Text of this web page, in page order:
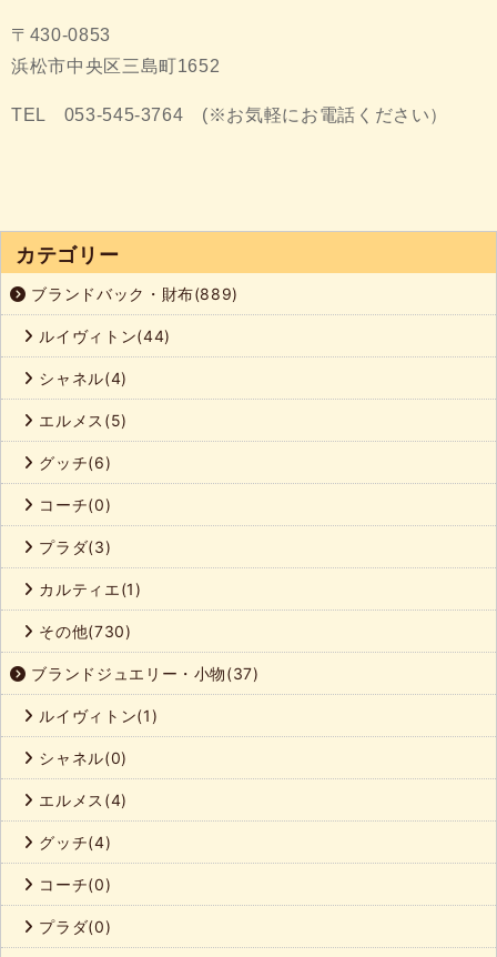
〒430-0853
浜松市中央区三島町1652
TEL 053-545-3764 (※お気軽にお電話ください）
カテゴリー
ブランドバック・財布(889)
ルイヴィトン(44)
シャネル(4)
エルメス(5)
グッチ(6)
コーチ(0)
プラダ(3)
カルティエ(1)
その他(730)
ブランドジュエリー・小物(37)
ルイヴィトン(1)
シャネル(0)
エルメス(4)
グッチ(4)
コーチ(0)
プラダ(0)